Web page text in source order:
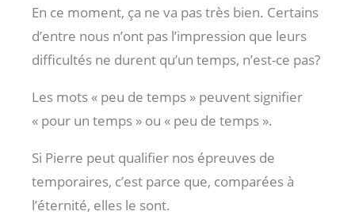
En ce moment, ça ne va pas très bien. Certains
d’entre nous n’ont pas l’impression que leurs
difficultés ne durent qu’un temps, n’est-ce pas?
Les mots « peu de temps » peuvent signifier
« pour un temps » ou « peu de temps ».
Si Pierre peut qualifier nos épreuves de
temporaires, c’est parce que, comparées à
l’éternité, elles le sont.